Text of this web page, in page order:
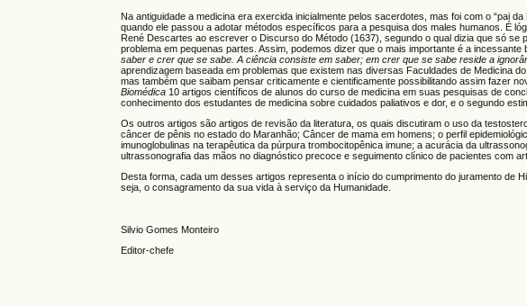
Na antiguidade a medicina era exercida inicialmente pelos sacerdotes, mas foi com o “pai
quando ele passou a adotar métodos específicos para a pesquisa dos males humanos. É
René Descartes ao escrever o Discurso do Método (1637), segundo o qual dizia que só
problema em pequenas partes. Assim, podemos dizer que o mais importante é a incessante
saber e crer que se sabe. A ciência consiste em saber; em crer que se sabe reside a
aprendizagem baseada em problemas que existem nas diversas Faculdades de Medicina
mas também que saibam pensar criticamente e cientificamente possibilitando assim fazer
Biomédica 10 artigos científicos de alunos do curso de medicina em suas pesquisas de
conhecimento dos estudantes de medicina sobre cuidados paliativos e dor, e o segundo
Os outros artigos são artigos de revisão da literatura, os quais discutiram o uso da
câncer de pênis no estado do Maranhão; Câncer de mama em homens; o perfil
imunoglobulinas na terapêutica da púrpura trombocitopênica imune; a acurácia da
ultrassonografia das mãos no diagnóstico precoce e seguimento clínico de pacientes com
Desta forma, cada um desses artigos representa o início do cumprimento do juramento
seja, o consagramento da sua vida à serviço da Humanidade.
Silvio Gomes Monteiro
Editor-chefe